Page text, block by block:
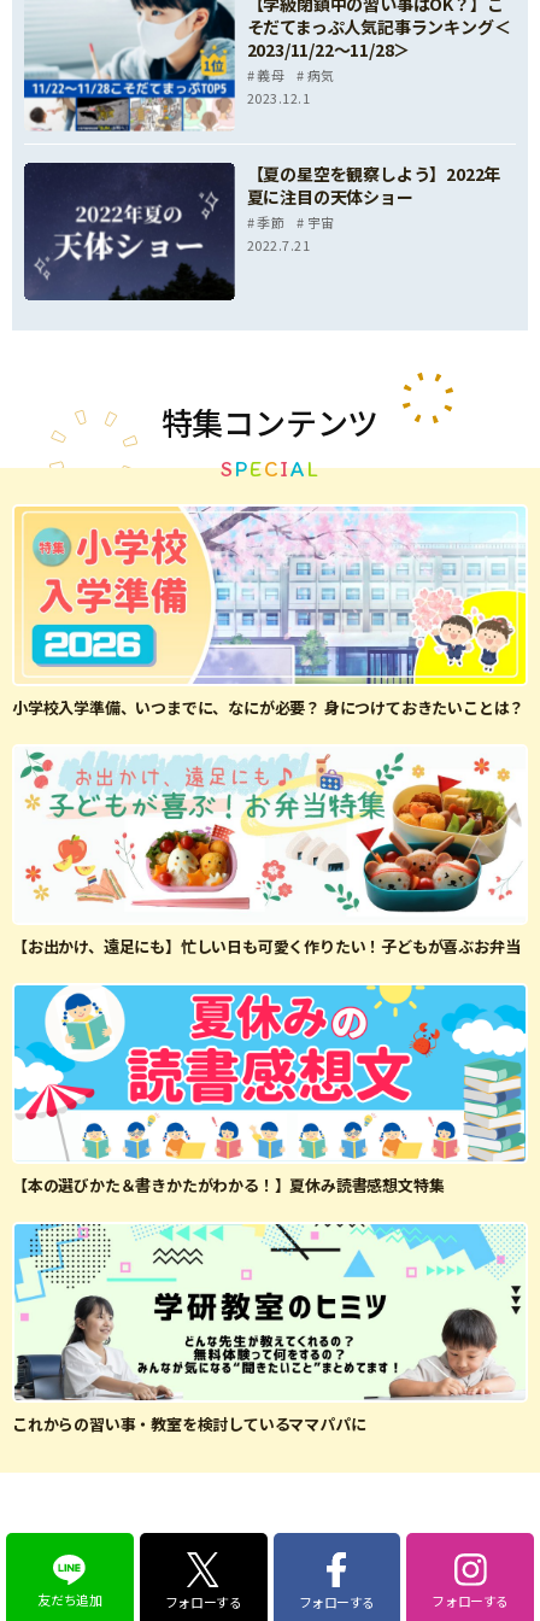
そだてまっぷ人気記事ランキング＜
2023/11/22～11/28＞
義母
病気
2023.12.1
【夏の星空を観察しよう】2022年
夏に注目の天体ショー
季節
宇宙
2022.7.21
特集コンテンツ
SPECIAL
小学校入学準備、いつまでに、なにが必要？ 身につけておきたいことは？
【お出かけ、遠足にも】忙しい日も可愛く作りたい！子どもが喜ぶお弁当
【本の選びかた＆書きかたがわかる！】夏休み読書感想文特集
これからの習い事・教室を検討しているママパパに
友だち追加 フォローする フォローする フォローする